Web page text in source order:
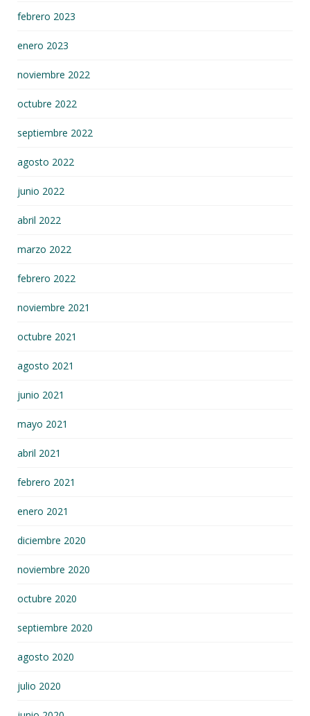
febrero 2023
enero 2023
noviembre 2022
octubre 2022
septiembre 2022
agosto 2022
junio 2022
abril 2022
marzo 2022
febrero 2022
noviembre 2021
octubre 2021
agosto 2021
junio 2021
mayo 2021
abril 2021
febrero 2021
enero 2021
diciembre 2020
noviembre 2020
octubre 2020
septiembre 2020
agosto 2020
julio 2020